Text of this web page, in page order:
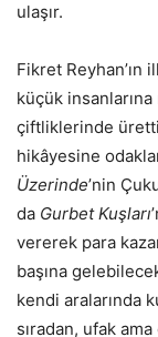
ulaşır.
Fikret Reyhan’ın
küçük
çiftliklerinde
hikâyesine
Üzerinde’nin
da Gurbet Kuşları
vererek para
başına
kendi aralarında
sıradan, ufak